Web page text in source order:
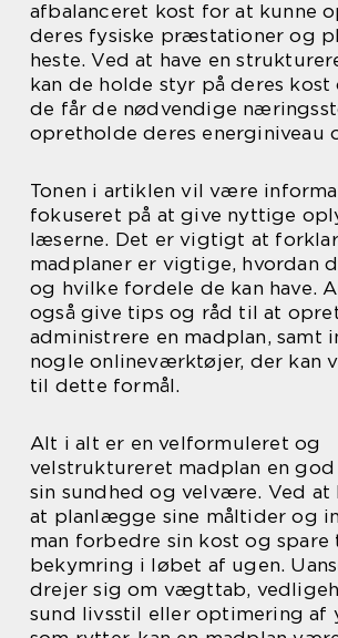
afbalanceret kost for at kunne
deres fysiske præstationer og
heste. Ved at have en
kan de holde styr på deres kost
de får de nødvendige
opretholde deres energiniveau
Tonen i artiklen vil være
fokuseret på at give nyttige
læserne. Det er vigtigt at
madplaner er vigtige, hvordan
og hvilke fordele de kan have.
også give tips og råd til at
administrere en madplan, samt
nogle onlineværktøjer, der kan
til dette formål.
Alt i alt er en velformuleret og
velstruktureret madplan en
sin sundhed og velvære. Ved
at planlægge sine måltider og
man forbedre sin kost og spare
bekymring i løbet af ugen.
drejer sig om vægttab,
sund livsstil eller optimering af